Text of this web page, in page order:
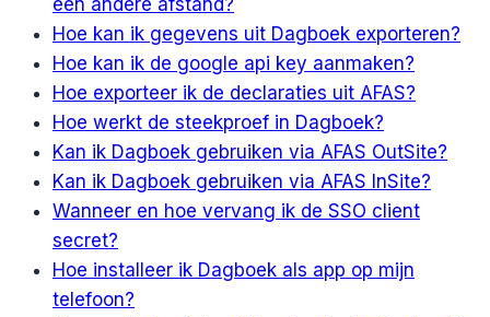
een andere afstand?
Hoe kan ik gegevens uit Dagboek exporteren?
Hoe kan ik de google api key aanmaken?
Hoe exporteer ik de declaraties uit AFAS?
Hoe werkt de steekproef in Dagboek?
Kan ik Dagboek gebruiken via AFAS OutSite?
Kan ik Dagboek gebruiken via AFAS InSite?
Wanneer en hoe vervang ik de SSO client
secret?
Hoe installeer ik Dagboek als app op mijn
telefoon?